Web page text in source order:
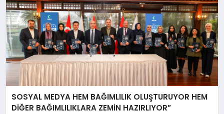
SOSYAL MEDYA HEM BAĞIMLILIK OLUŞTURUYOR HEM
DİĞER BAĞIMLILIKLARA ZEMİN HAZIRLIYOR”